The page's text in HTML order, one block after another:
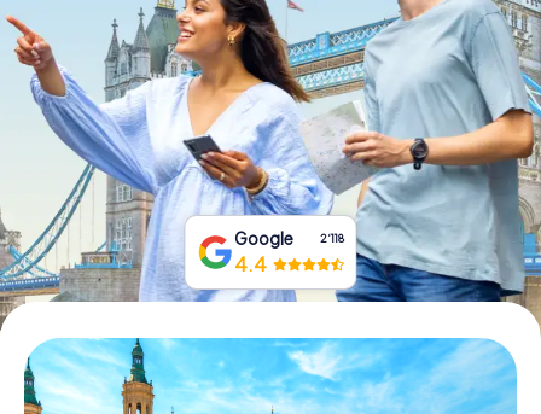
Tickets buchen
Gutscheine bestellen
Google 2‘118
4.4